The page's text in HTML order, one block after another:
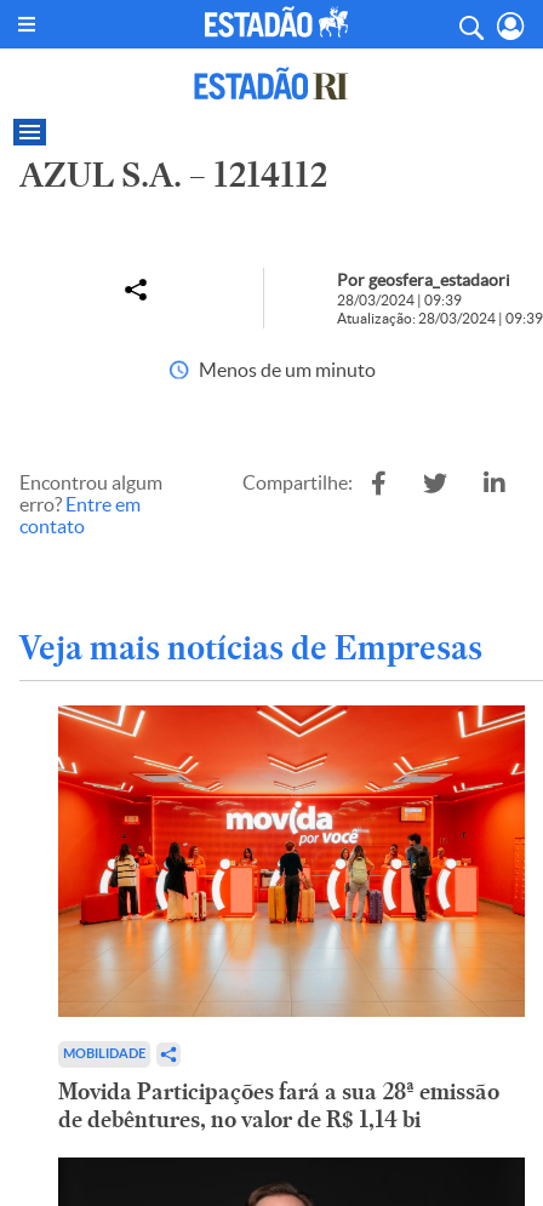
AZUL S.A. – 1214112
Por geosfera_estadaori
28/03/2024 | 09:39
Atualização: 28/03/2024 | 09:39
Menos de um minuto
Encontrou algum
erro? Entre em
contato
Compartilhe:
Veja mais notícias de Empresas
MOBILIDADE
Movida Participações fará a sua 28ª emissão
de debêntures, no valor de R$ 1,14 bi